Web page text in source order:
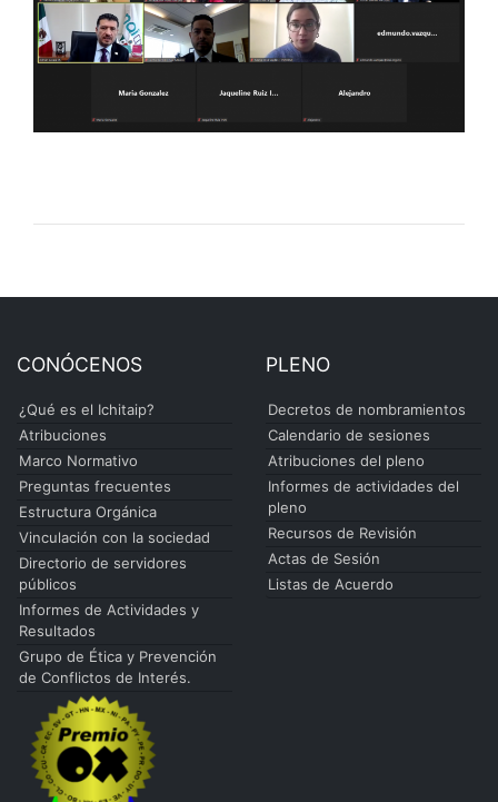
CONÓCENOS
¿Qué es el Ichitaip?
Atribuciones
Marco Normativo
Preguntas frecuentes
Estructura Orgánica
Vinculación con la sociedad
Directorio de servidores
públicos
Informes de Actividades y
Resultados
Grupo de Ética y Prevención
de Conflictos de Interés.
PLENO
Decretos de nombramientos
Calendario de sesiones
Atribuciones del pleno
Informes de actividades del
pleno
Recursos de Revisión
Actas de Sesión
Listas de Acuerdo